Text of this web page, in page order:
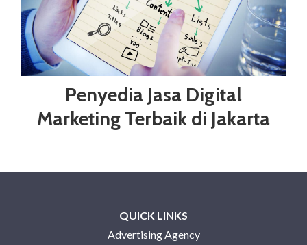
Penyedia Jasa Digital
Marketing Terbaik di Jakarta
QUICK LINKS
Advertising Agency